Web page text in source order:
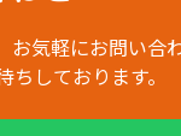
気軽にお問い合
しております。